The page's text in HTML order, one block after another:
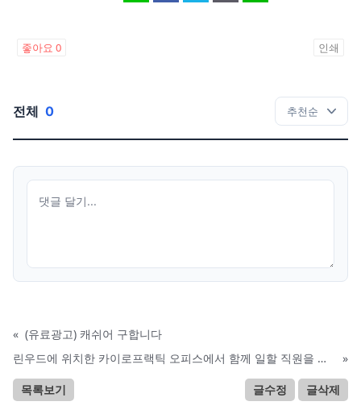
좋아요 0 인쇄
전체 0
« (유료광고) 캐쉬어 구합니다
린우드에 위치한 카이로프랙틱 오피스에서 함께 일할 직원을 찾습니다.
»
목록보기 글수정 글삭제